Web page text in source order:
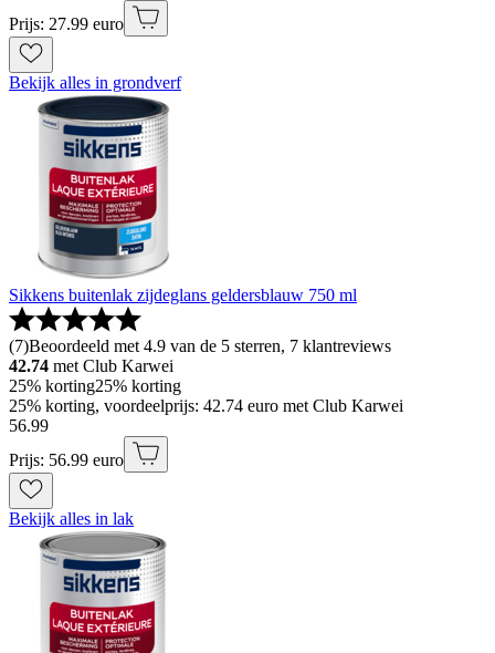
Prijs: 27.99 euro
Bekijk alles in grondverf
Sikkens buitenlak zijdeglans geldersblauw 750 ml
(7)Beoordeeld met 4.9 van de 5 sterren, 7 klantreviews
42.74 met Club Karwei
25% korting25% korting
25% korting, voordeelprijs: 42.74 euro met Club Karwei
56.99
Prijs: 56.99 euro
Bekijk alles in lak